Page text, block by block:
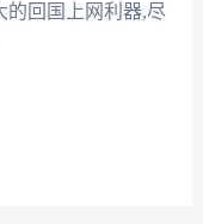
的回国上网利器,尽